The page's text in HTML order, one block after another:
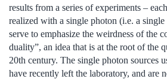
results from a series of experiments –
realized with a single photon (i.e. a
serve to emphasize the weirdness of the
duality”, an idea that is at the root of the
20th century. The single photon sources
have recently left the laboratory, and are